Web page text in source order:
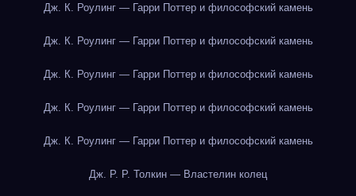
Дж. К. Роулинг — Гарри Поттер и философский камень
Дж. К. Роулинг — Гарри Поттер и философский камень
Дж. К. Роулинг — Гарри Поттер и философский камень
Дж. К. Роулинг — Гарри Поттер и философский камень
Дж. К. Роулинг — Гарри Поттер и философский камень
Дж. Р. Р. Толкин — Властелин колец